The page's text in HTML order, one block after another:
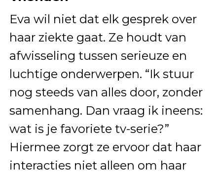
Eva wil niet dat elk gesprek over
haar ziekte gaat. Ze houdt van
afwisseling tussen serieuze en
luchtige onderwerpen. “Ik stuur
nog steeds van alles door, zonder
samenhang. Dan vraag ik ineens:
wat is je favoriete tv-serie?”
Hiermee zorgt ze ervoor dat haar
interacties niet alleen om haar